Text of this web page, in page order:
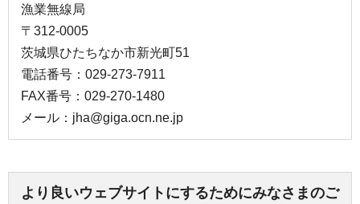
漁業無線局
〒312-0005
茨城県ひたちなか市新光町51
電話番号：029-273-7911
FAX番号：029-270-1480
メール：jha@giga.ocn.ne.jp
より良いウェブサイトにするためにみなさまのご